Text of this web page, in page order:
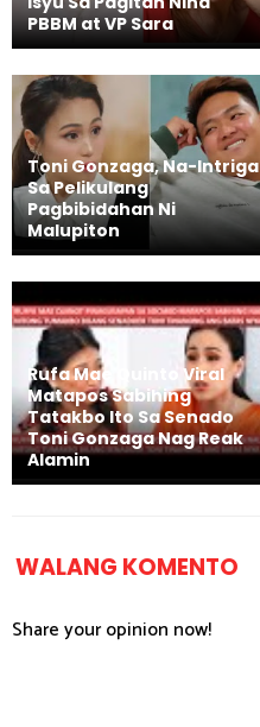
PBBM at VP Sara
Toni Gonzaga, Na-Intriga
Sa Pelikulang
Pagbibidahan Ni
Malupiton
Rufa Mae Quinto Viral
Matapos Sabihing
Tatakbo Ito Sa Senado
Toni Gonzaga Nag Reak
Alamin
WALANG KOMENTO
Share your opinion now!